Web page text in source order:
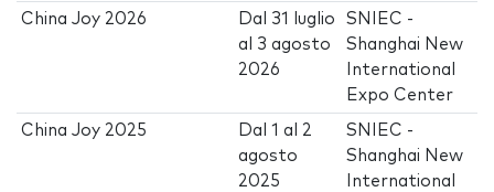
China Joy 2026 Dal 31 luglio
al 3 agosto
2026
SNIEC -
Shanghai New
International
Expo Center
China Joy 2025 Dal1 al 2
agosto
2025
SNIEC -
Shanghai New
International